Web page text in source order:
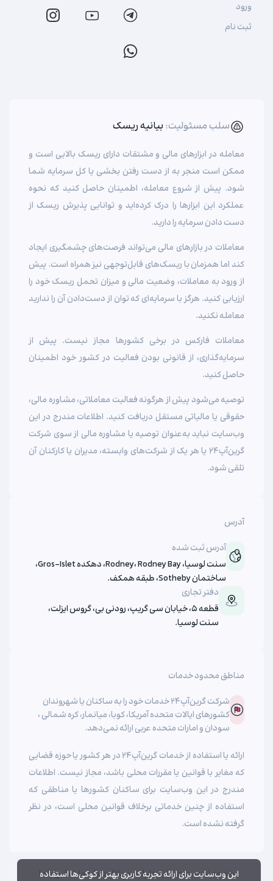
ورود
ثبت نام
مناطق محدود خدمات
شرکت گرین‌آپ‌۲۴ خدمات خود را به ساکنان یا شهروندان
کشورهای ایالات متحده آمریکا، کوبا، میانمار، کره شمالی ،
سودان و امارات متحده عربی ارائه نمی‌دهد.
ارائه یا استفاده از خدمات گرین‌آپ‌۲۴ در هر کشور یا حوزه قضایی
که مغایر با قوانین یا مقررات محلی باشد، مجاز نیست. اطلاعات
مندرج در این وب‌سایت برای ساکنان کشورها یا مناطقی که
استفاده از چنین خدماتی برخلاف قوانین محلی است، در نظر
گرفته نشده است.
آدرس
آدرس ثبت شده
سنت لوسیا، Rodney، Rodney Bay، دهکده Gros-Islet،
ساختمان Sotheby، طبقه همکف.
دفتر تجاری
قطعه ۵، خیابان سی گریپ، رودنی بی، گروس ایزلت،
سنت لوسیا.
سلب مسئولیت: بیانیه ریسک
معامله در ابزارهای مالی و مشتقات دارای ریسک بالایی است و
ممکن است منجر به از دست رفتن بخشی یا کل سرمایه شما
شود. پیش از شروع معامله، اطمینان حاصل کنید که نحوه
عملکرد این ابزارها را درک کرده‌اید و توانایی پذیرش ریسک از
دست دادن سرمایه را دارید.
معاملات در بازارهای مالی می‌تواند فرصت‌های چشمگیری ایجاد
کند اما همزمان با ریسک‌های قابل‌توجهی نیز همراه است. پیش
از ورود به معاملات، وضعیت مالی و میزان تحمل ریسک خود را
ارزیابی کنید. هرگز با سرمایه‌ای که توان از دست‌دادن آن را ندارید
معامله نکنید.
معاملات فارکس در برخی کشورها مجاز نیست. پیش از
سرمایه‌گذاری، از قانونی بودن فعالیت در کشور خود اطمینان
حاصل کنید.
توصیه می‌شود پیش از هرگونه فعالیت معاملاتی، مشاوره مالی،
حقوقی یا مالیاتی مستقل دریافت کنید. اطلاعات مندرج در این
وب‌سایت نباید به‌عنوان توصیه یا مشاوره مالی از سوی شرکت
گرین‌آپ‌۲۴ یا هر یک از شرکت‌های وابسته، مدیران یا کارکنان آن
تلقی شود.
صفحه نخستحساب هاپلتفرمبلاگدرباره ماتماس با ما
این وب‌سایت برای ارائه تجربه کاربری بهتر از کوکی‌ها استفاده